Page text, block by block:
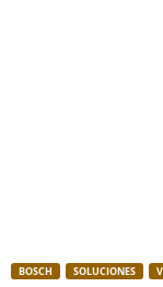
BOSCH SOLUCIONES